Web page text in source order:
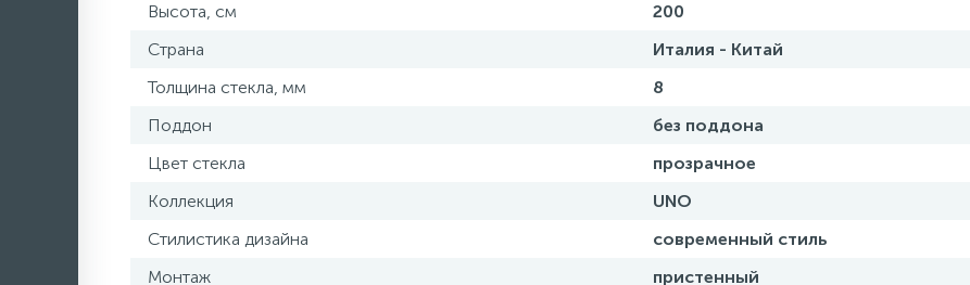
Высота, см
200
Страна
Италия - Китай
Толщина стекла, мм
8
Поддон
без поддона
Цвет стекла
прозрачное
Коллекция
UNO
Стилистика дизайна
современный стиль
Монтаж
пристенный